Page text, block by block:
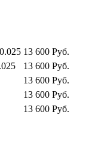
13 600 Руб.
13 600 Руб.
13 600 Руб.
13 600 Руб.
13 600 Руб.